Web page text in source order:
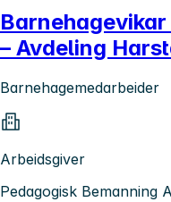
– Avdeling
Barnehagemedarbeider
Arbeidsgiver
Pedagogisk Bemanning